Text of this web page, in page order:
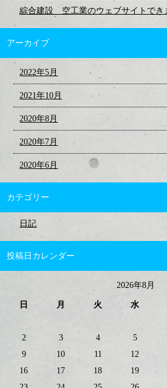
綜合建設 空工業のウェブサイトでき
アーカイブ
2022年5月
2021年10月
2020年8月
2020年7月
2020年6月
カテゴリー
日記
投稿日カレンダー
2026年8月
日 月 火 水
2
3 4 5
9
10 11 12
16
17 18 19